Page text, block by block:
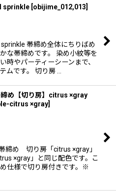
sprinkle obijime_012,013
帯締め全体にちりばめ
な帯締めです。 染め小紋等を
時やパーティーシーンまで、
ムです。 切り房 …
め【切り房】citrus ×gray
citrus ×gray
締め 切り房「citrus ×gray」
×gray」と同じ配色です。こ
仕様で切り房付きです。※